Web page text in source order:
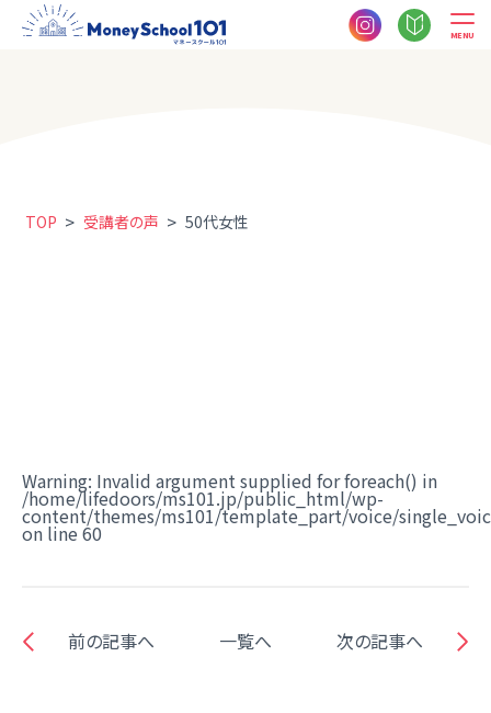
MENU
TOP > 受講者の声 > 50代女性
Warning: Invalid argument supplied for foreach() in
/home/lifedoors/ms101.jp/public_html/wp-
content/themes/ms101/template_part/voice/
on line 60
前の記事へ 一覧へ 次の記事へ